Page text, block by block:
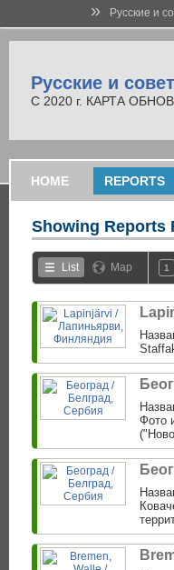
» Русские и
Русские и
С 2020 г. КАРТА
HOME REPORTS
Showing Reports
List Map 1
Фото